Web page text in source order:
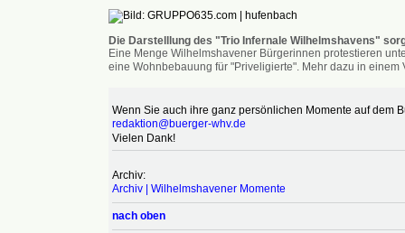
Die Darstelllung des "Trio Infernale Wilhelmshavens"
Eine Menge Wilhelmshavener Bürgerinnen protestieren
eine Wohnbebauung für "Priveligierte". Mehr dazu in einem
Wenn Sie auch ihre ganz persönlichen Momente auf dem
redaktion@buerger-whv.de
Vielen Dank!
Archiv:
Archiv | Wilhelmshavener Momente
nach oben